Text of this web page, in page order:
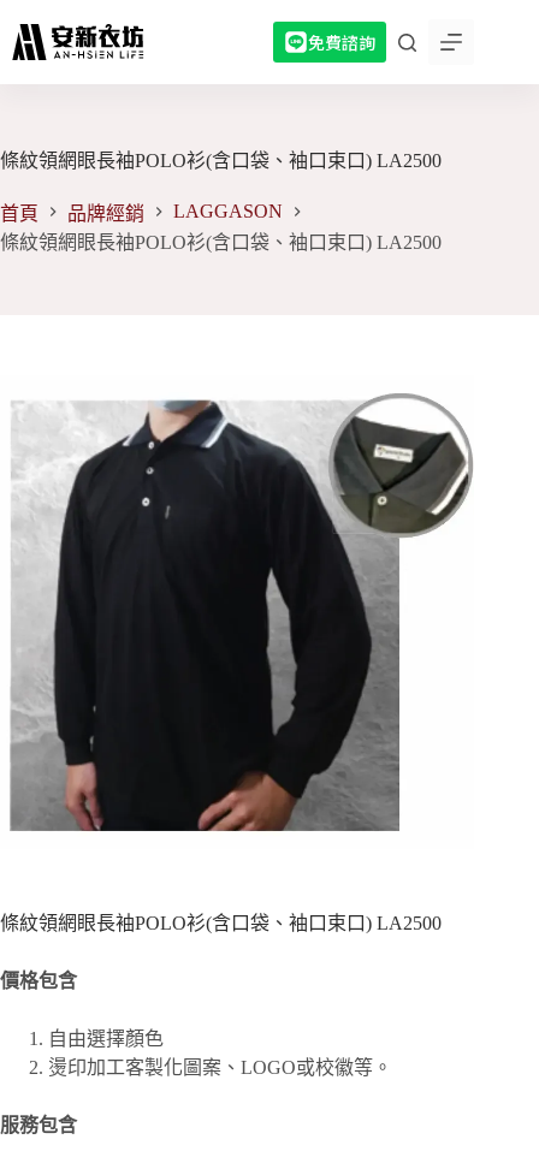
至
容
免費諮詢
條紋領網眼長袖POLO衫(含口袋、袖口束口) LA2500
首頁 品牌經銷
LAGGASON
條紋領網眼長袖POLO衫(含口袋、袖口束口) LA2500
條紋領網眼長袖POLO衫(含口袋、袖口束口) LA2500
價格包含
自由選擇顏色
燙印加工客製化圖案、 LOGO或校徽等。
服務包含